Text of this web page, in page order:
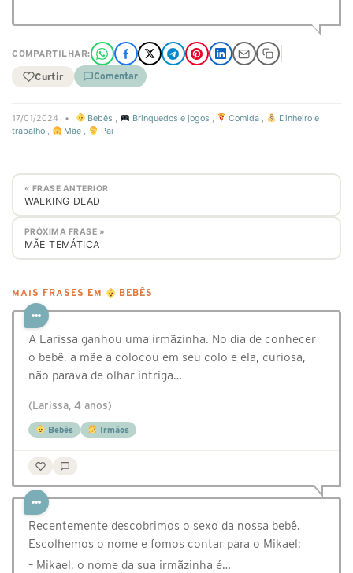
COMPARTILHAR:
Curtir Comentar
17/01/2024 • Bebês , Brinquedos e jogos , Comida ,
Dinheiro e
trabalho , Mãe , Pai
« FRASE ANTERIOR
WALKING DEAD
PRÓXIMA FRASE »
MÃE TEMÁTICA
MAIS FRASES EM BEBÊS
A Larissa ganhou uma irmãzinha. No dia de conhecer
o bebê, a mãe a colocou em seu colo e ela, curiosa,
não parava de olhar intriga…
(Larissa, 4 anos)
Bebês Irmãos
Recentemente descobrimos o sexo da nossa bebê.
Escolhemos o nome e fomos contar para o Mikael:
– Mikael, o nome da sua irmãzinha é…